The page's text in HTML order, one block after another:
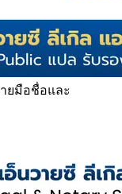
ยมือชื่อและ